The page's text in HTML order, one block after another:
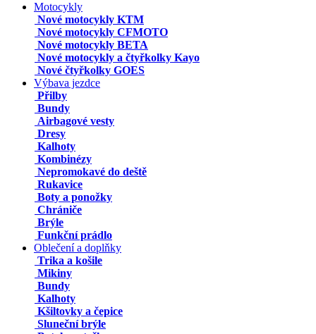
Motocykly
Nové motocykly KTM
Nové motocykly CFMOTO
Nové motocykly BETA
Nové motocykly a čtyřkolky Kayo
Nové čtyřkolky GOES
Výbava jezdce
Přilby
Bundy
Airbagové vesty
Dresy
Kalhoty
Kombinézy
Nepromokavé do deště
Rukavice
Boty a ponožky
Chrániče
Brýle
Funkční prádlo
Oblečení a doplňky
Trika a košile
Mikiny
Bundy
Kalhoty
Kšiltovky a čepice
Sluneční brýle